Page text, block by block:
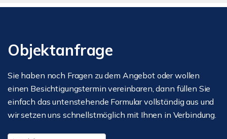
Objektanfrage
Sie haben noch Fragen zu dem Angebot oder wollen
einen Besichtigungstermin vereinbaren, dann füllen Sie
einfach das untenstehende Formular vollständig aus und
wir setzen uns schnellstmöglich mit Ihnen in Verbindung.